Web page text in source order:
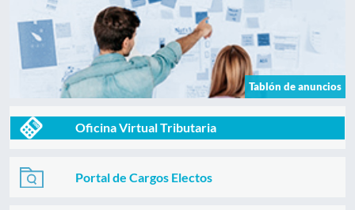
Tablón de anuncios
Oficina Virtual Tributaria
Portal de Cargos Electos